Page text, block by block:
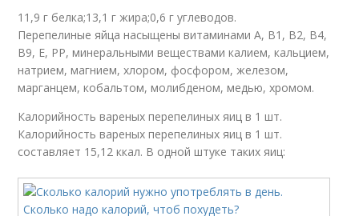
11,9 г белка;13,1 г жира;0,6 г углеводов.
Перепелиные яйца насыщены витаминами А, В1, В2, В4,
В9, Е, РР, минеральными веществами калием, кальцием,
натрием, магнием, хлором, фосфором, железом,
марганцем, кобальтом, молибденом, медью, хромом.
Калорийность вареных перепелиных яиц в 1 шт.
Калорийность вареных перепелиных яиц в 1 шт.
составляет 15,12 ккал. В одной штуке таких яиц: